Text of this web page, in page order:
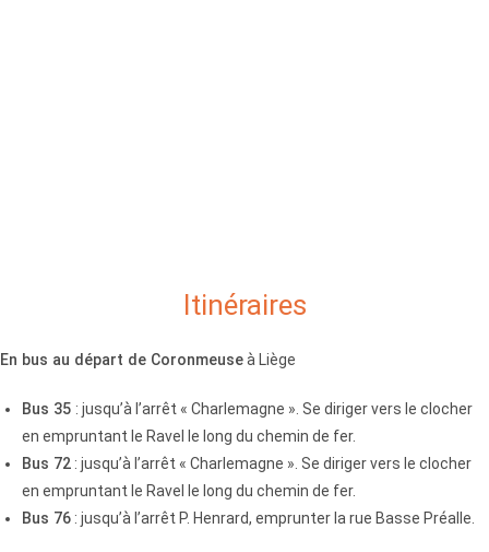
Itinéraires
En bus au départ de Coronmeuseà Liège
Bus 35 : jusqu’à l’arrêt « Charlemagne ». Se diriger vers le clocher
en empruntant le Ravel le long du chemin de fer.
Bus 72 : jusqu’à l’arrêt « Charlemagne ». Se diriger vers le clocher
en empruntant le Ravel le long du chemin de fer.
Bus 76 : jusqu’à l’arrêt P. Henrard, emprunter la rue Basse Préalle.